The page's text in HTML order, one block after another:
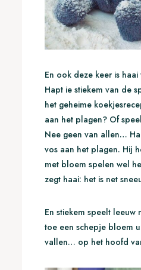
En ook deze keer is
Hapt ie stiekem van de
het geheime
aan het plagen? Of
Nee geen van allen…
vos aan het plagen. Hij
met bloem spelen wel
zegt haai: het is net
En stiekem speelt leeuw
toe een schepje bloem
vallen… op het hoofd